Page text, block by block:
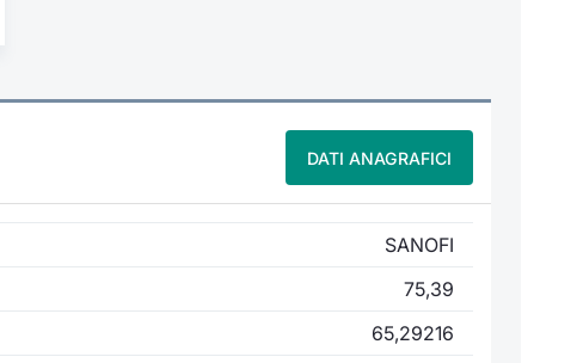
DATI ANAGRAFICI
SANOFI
75,39
65,29216